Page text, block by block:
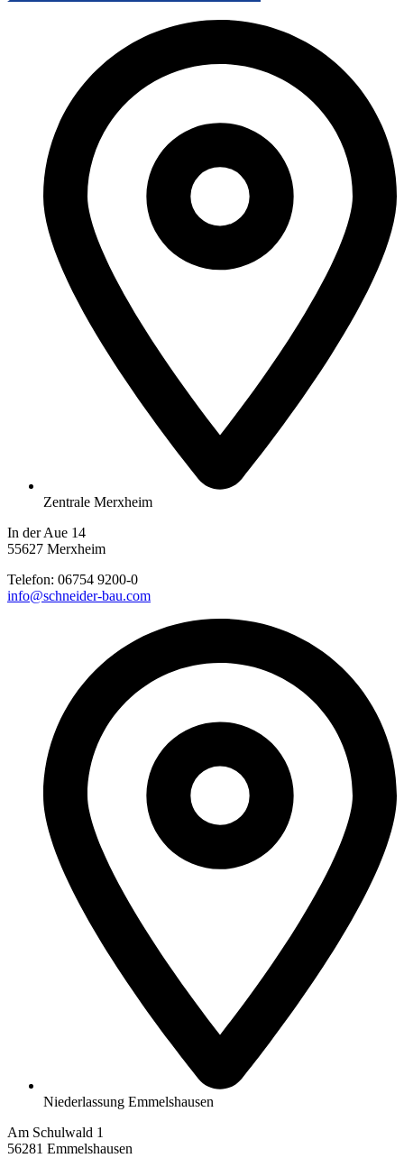
Zentrale Merxheim
In der Aue 14
55627 Merxheim
Telefon: 06754 9200-0
info@schneider-bau.com
Niederlassung Emmelshausen
Am Schulwald 1
56281 Emmelshausen